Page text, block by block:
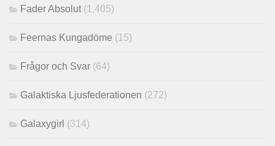
Fader Absolut (1,405)
Feernas Kungadöme (15)
Frågor och Svar (64)
Galaktiska Ljusfederationen (272)
Galaxygirl (314)